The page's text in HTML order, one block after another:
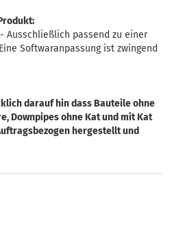
Ausschließlich passend zu einer
Softwaranpassung ist zwingend
darauf hin dass Bauteile ohne
Downpipes ohne Kat und mit Kat
hergestellt und